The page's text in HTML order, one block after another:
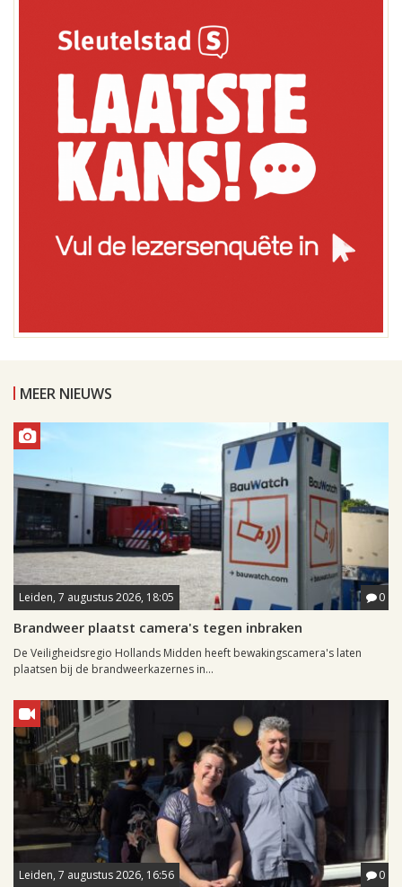
MEER NIEUWS
Leiden, 7 augustus 2026, 18:05 0
Brandweer plaatst camera's tegen inbraken
De Veiligheidsregio Hollands Midden heeft bewakingscamera's laten
plaatsen bij de brandweerkazernes in...
Leiden, 7 augustus 2026, 16:56 0